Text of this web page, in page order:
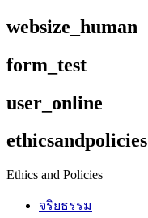
websize_human
form_test
user_online
ethicsandpolicies
Ethics and Policies
จริยธรรม